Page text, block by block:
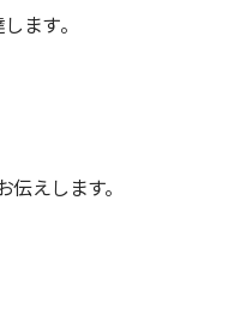
ます。
えします。